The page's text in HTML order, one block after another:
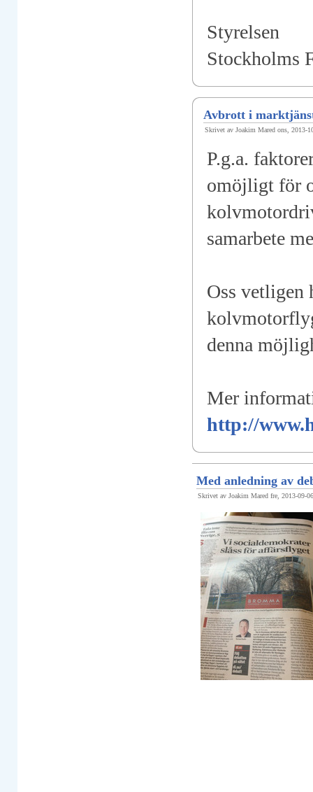
Styrelsen
Stockholms
Avbrott i
Skrivet av Joakim Mared ons, 2013-
P.g.a.
omöjligt för
samarbete
Oss vetligen
denna
Mer
http://
Med anledning av
Skrivet av Joakim Mared fre, 2013-09-